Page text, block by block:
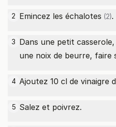
2 Emincez les échalotes (2).
3 Dans une petit
une noix de beurre, faire
4 Ajoutez 10 cl de vinaigre
5 Salez et poivrez.